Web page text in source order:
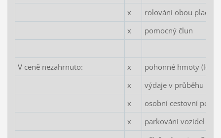
x
rolování obou plachet
x
pomocný člun
V ceně nezahrnuto: x
pohonné hmoty (loď
x
výdaje v průběhu
x
osobní cestovní
x
parkování vozidel